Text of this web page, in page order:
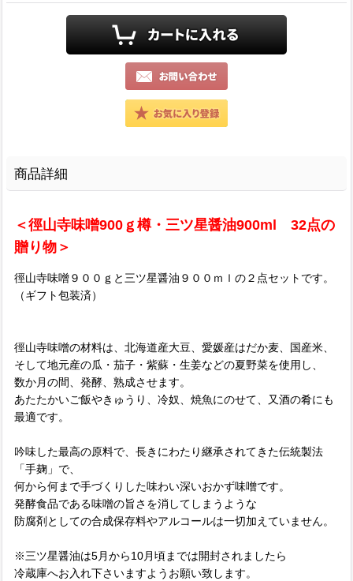
商品詳細
＜徑山寺味噌900ｇ樽・三ツ星醤油900ml 32点の
贈り物＞
徑山寺味噌９００ｇと三ツ星醤油９００ｍｌの２点セットです。
（ギフト包装済）
徑山寺味噌の材料は、北海道産大豆、愛媛産はだか麦、国産米、
そして地元産の瓜・茄子・紫蘇・生姜などの夏野菜を使用し、
数か月の間、発酵、熟成させます。
あたたかいご飯やきゅうり、冷奴、焼魚にのせて、又酒の肴にも
最適です。
吟味した最高の原料で、長きにわたり継承されてきた伝統製法
「手麹」で、
何から何まで手づくりした味わい深いおかず味噌です。
発酵食品である味噌の旨さを消してしまうような
防腐剤としての合成保存料やアルコールは一切加えていません。
※三ツ星醤油は5月から10月頃までは開封されましたら
冷蔵庫へお入れ下さいますようお願い致します。